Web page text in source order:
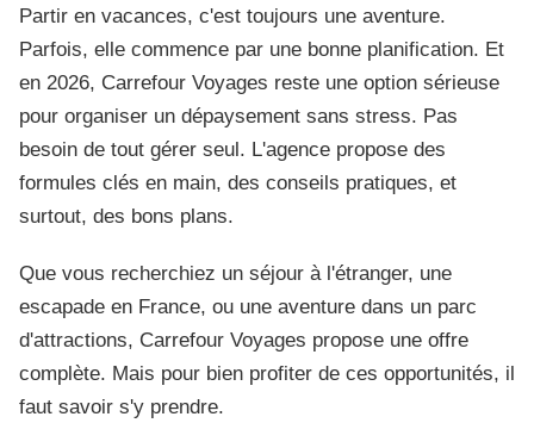
Partir en vacances, c'est toujours une aventure.
Parfois, elle commence par une bonne planification. Et
en 2026, Carrefour Voyages reste une option sérieuse
pour organiser un dépaysement sans stress. Pas
besoin de tout gérer seul. L'agence propose des
formules clés en main, des conseils pratiques, et
surtout, des bons plans.
Que vous recherchiez un séjour à l'étranger, une
escapade en France, ou une aventure dans un parc
d'attractions, Carrefour Voyages propose une offre
complète. Mais pour bien profiter de ces opportunités, il
faut savoir s'y prendre.